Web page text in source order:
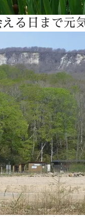
る日まで元